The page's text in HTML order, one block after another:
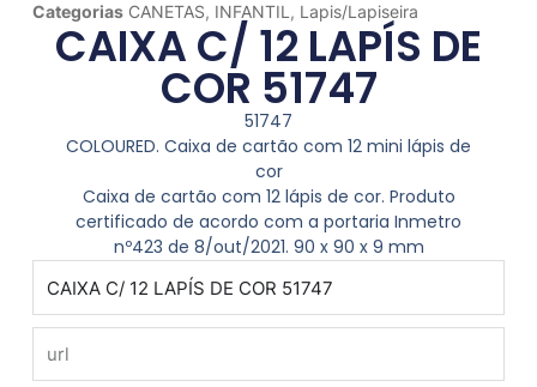
Categorias CANETAS, INFANTIL , Lapis/Lapiseira
CAIXA C/ 12 LAPÍS DE
COR 51747
51747
COLOURED. Caixa de cartão com 12 mini lápis de
cor
Caixa de cartão com 12 lápis de cor. Produto
certificado de acordo com a portaria Inmetro
nº423 de 8/out/2021. 90 x 90 x 9 mm